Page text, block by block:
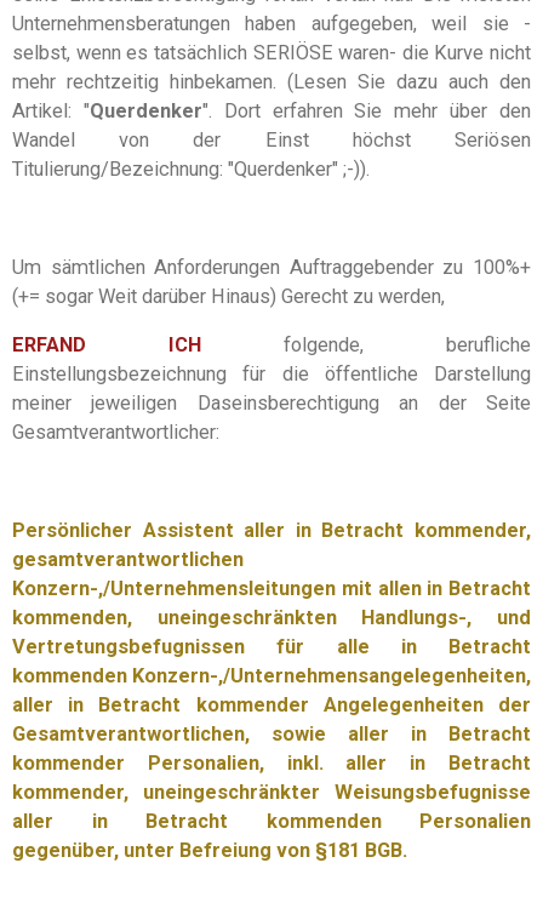
Unternehmensberatungen haben aufgegeben, weil sie -
selbst, wenn es tatsächlich SERIÖSE waren- die Kurve nicht
mehr rechtzeitig hinbekamen. (Lesen Sie dazu auch den
Artikel: "Querdenker". Dort erfahren Sie mehr über den
Wandel von der Einst höchst Seriösen
Titulierung/Bezeichnung: "Querdenker" ;-)).
Um sämtlichen Anforderungen Auftraggebender zu 100%+
(+= sogar Weit darüber Hinaus) Gerecht zu werden,
ERFAND ICH folgende, berufliche
Einstellungsbezeichnungfür die öffentliche Darstellung
meiner jeweiligen Daseinsberechtigung an der Seite
Gesamtverantwortlicher:
Persönlicher Assistent aller in Betracht kommender,
gesamtverantwortlichen
Konzern-,/Unternehmensleitungen mit allen in Betracht
kommenden, uneingeschränkten Handlungs-, und
Vertretungsbefugnissen für alle in Betracht
kommenden Konzern-,/Unternehmensangelegenheiten,
aller in Betracht kommender Angelegenheiten der
Gesamtverantwortlichen, sowie aller in Betracht
kommender Personalien, inkl. aller in Betracht
kommender, uneingeschränkter Weisungsbefugnisse
aller in Betracht kommenden Personalien
gegenüber, unter Befreiung von §181 BGB.